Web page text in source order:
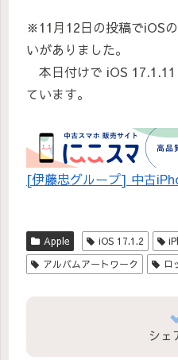
※11月12日の投稿でiOS
いがありました。
本日付けで iOS
ています。
[伊藤忠グループ] 中古
Apple iOS 17.1.2
アルバムアートワーク
ロ
シェ